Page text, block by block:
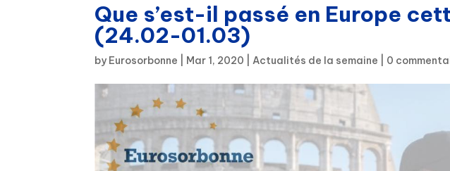
Que s’est-il passé en Europe
(24.02-01.03)
by Eurosorbonne Mar 1, 2020 |Actualités de la semaine 0